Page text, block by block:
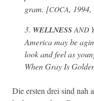
gram. [COCA,
3. WELLNESS AND
Amer­i­ca may be
look and feel as
When Gray Is
Die ersten drei sind nah